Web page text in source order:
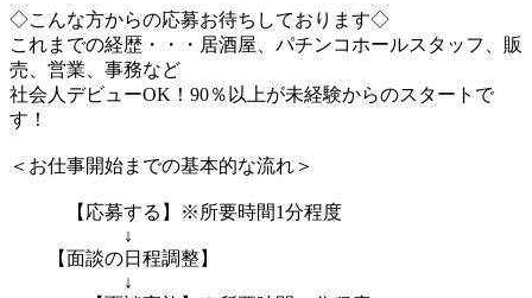
◇こんな方からの応募お待ちしております◇
これまでの経歴・・・居酒屋、パチンコホールスタッフ、販
売、営業、事務など
社会人デビューOK！90％以上が未経験からのスタートで
す！
＜お仕事開始までの基本的な流れ＞
【応募する】※所要時間1分程度
↓
【面談の日程調整】
↓